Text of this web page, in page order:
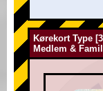
Kørekort Type
Medlem &